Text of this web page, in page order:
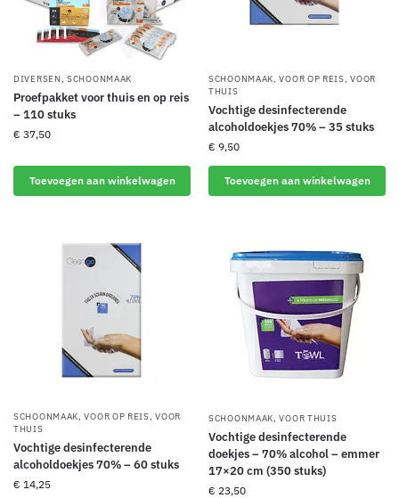
DIVERSEN,SCHOONMAAK
Proefpakket voor thuis en op reis
– 110 stuks
€ 37,50
Toevoegen aan winkelwagen
SCHOONMAAK,VOOR OP REIS,VOOR
THUIS
Vochtige desinfecterende
alcoholdoekjes 70% – 35 stuks
€ 9,50
Toevoegen aan winkelwagen
SCHOONMAAK,VOOR OP REIS,VOOR
THUIS
Vochtige desinfecterende
alcoholdoekjes 70% – 60 stuks
€ 14,25
SCHOONMAAK,VOOR THUIS
Vochtige desinfecterende
doekjes – 70% alcohol – emmer
17×20 cm (350 stuks)
€ 23,50